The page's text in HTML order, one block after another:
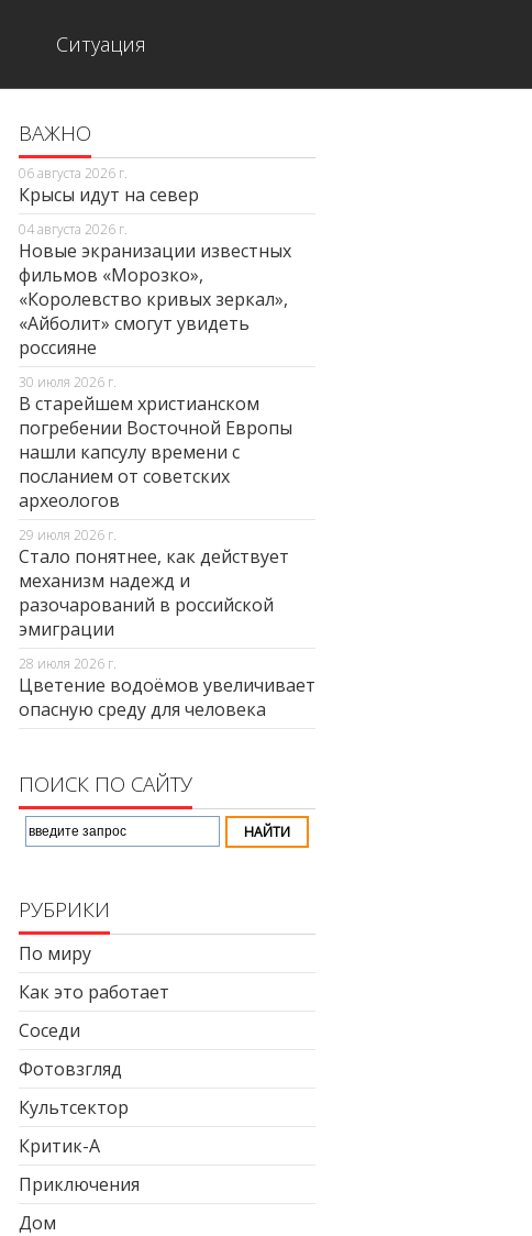
Ситуация
ВАЖНО
06 августа 2026 г.
Крысы идут на север
04 августа 2026 г.
Новые экранизации известных
фильмов «Морозко»,
«Королевство кривых зеркал»,
«Айболит» смогут увидеть
россияне
30 июля 2026 г.
В старейшем христианском
погребении Восточной Европы
нашли капсулу времени с
посланием от советских
археологов
29 июля 2026 г.
Стало понятнее, как действует
механизм надежд и
разочарований в российской
эмиграции
28 июля 2026 г.
Цветение водоёмов увеличивает
опасную среду для человека
ПОИСК ПО САЙТУ
РУБРИКИ
По миру
Как это работает
Соседи
Фотовзгляд
Культсектор
Критик-А
Приключения
Дом